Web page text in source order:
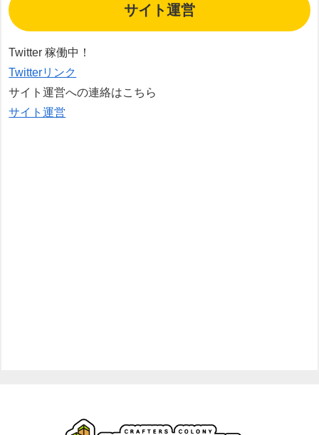
サイト運営
Twitter 稼働中！
Twitterリンク
サイト運営への連絡はこちら
サイト運営